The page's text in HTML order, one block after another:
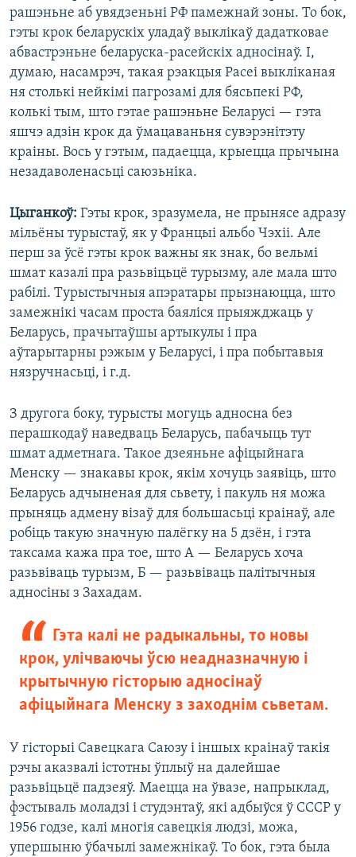
рашэньне аб увядзеньні РФ памежнай зоны. То бок,
гэты крок беларускіх уладаў выклікаў дадатковае
абвастрэньне беларуска-расейскіх адносінаў. І,
думаю, насамрэч, такая рэакцыя Расеі выкліканая
ня столькі нейкімі пагрозамі для бясьпекі РФ,
колькі тым, што гэтае рашэньне Беларусі — гэта
яшчэ адзін крок да ўмацаваньня сувэрэнітэту
краіны. Вось у гэтым, падаецца, крыецца прычына
незадаволенасьці саюзьніка.
Цыганкоў: Гэты крок, зразумела, не прынясе адразу
мільёны турыстаў, як у Францыі альбо Чэхіі. Але
перш за ўсё гэты крок важны як знак, бо вельмі
шмат казалі пра разьвіцьцё турызму, але мала што
рабілі. Турыстычныя апэратары прызнаюцца, што
замежнікі часам проста баяліся прыяжджаць у
Беларусь, прачытаўшы артыкулы і пра
аўтарытарны рэжым у Беларусі, і пра побытавыя
нязручнасьці, і г.д.
З другога боку, турысты могуць адносна без
перашкодаў наведваць Беларусь, пабачыць тут
шмат адметнага. Такое дзеяньне афіцыйнага
Менску — знакавы крок, якім хочуць заявіць, што
Беларусь адчыненая для сьвету, і пакуль ня можа
прыняць адмену візаў для большасьці краінаў, але
робіць такую значную палёгку на 5 дзён, і гэта
таксама кажа пра тое, што А — Беларусь хоча
разьвіваць турызм, Б — разьвіваць палітычныя
адносіны з Захадам.
Гэта калі не радыкальны, то новы
крок, улічваючы ўсю неадназначную і
крытычную гісторыю адносінаў
афіцыйнага Менску з заходнім сьветам.
У гісторыі Савецкага Саюзу і іншых краінаў такія
рэчы аказвалі істотны ўплыў на далейшае
разьвіцьцё падзеяў. Маецца на ўвазе, напрыклад,
фэстываль моладзі і студэнтаў, які адбыўся ў СССР у
1956 годзе, калі многія савецкія людзі, можа,
упершыню ўбачылі замежнікаў. То бок, гэта была